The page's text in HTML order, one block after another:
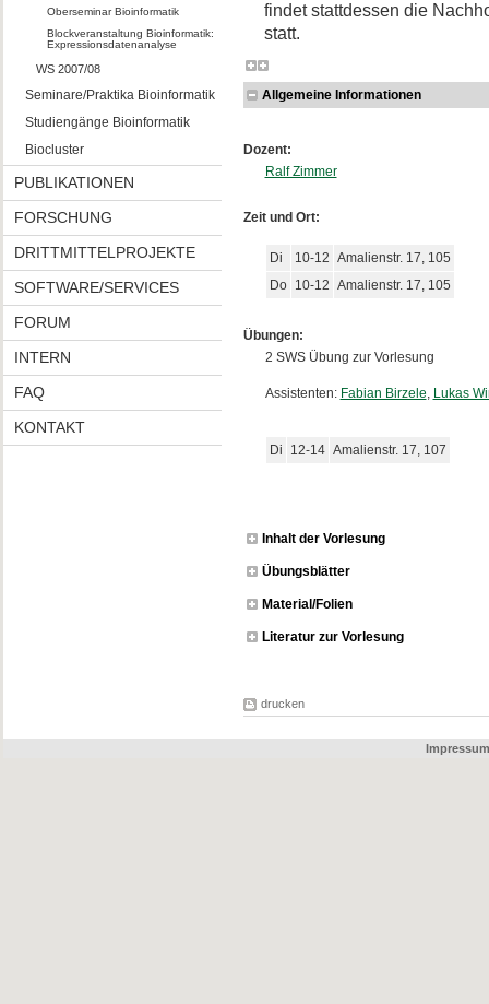
Oberseminar Bioinformatik
Blockveranstaltung Bioinformatik:
Expressionsdatenanalyse
WS 2007/08
Seminare/Praktika Bioinformatik
Studiengänge Bioinformatik
Biocluster
PUBLIKATIONEN
FORSCHUNG
DRITTMITTELPROJEKTE
SOFTWARE/SERVICES
FORUM
INTERN
FAQ
KONTAKT
findet stattdessen die
statt.
Allgemeine Informationen
Dozent:
Ralf Zimmer
Zeit und Ort:
Di 10-12 Amalienstr. 17, 105
Do
10-12 Amalienstr. 17, 105
Übungen:
2 SWS Übung zur Vorlesung
Assistenten: Fabian Birzele, Lukas
Di 12-14 Amalienstr. 17, 107
Inhalt der Vorlesung
Übungsblätter
Material/Folien
Literatur zur Vorlesung
drucken
Impressum